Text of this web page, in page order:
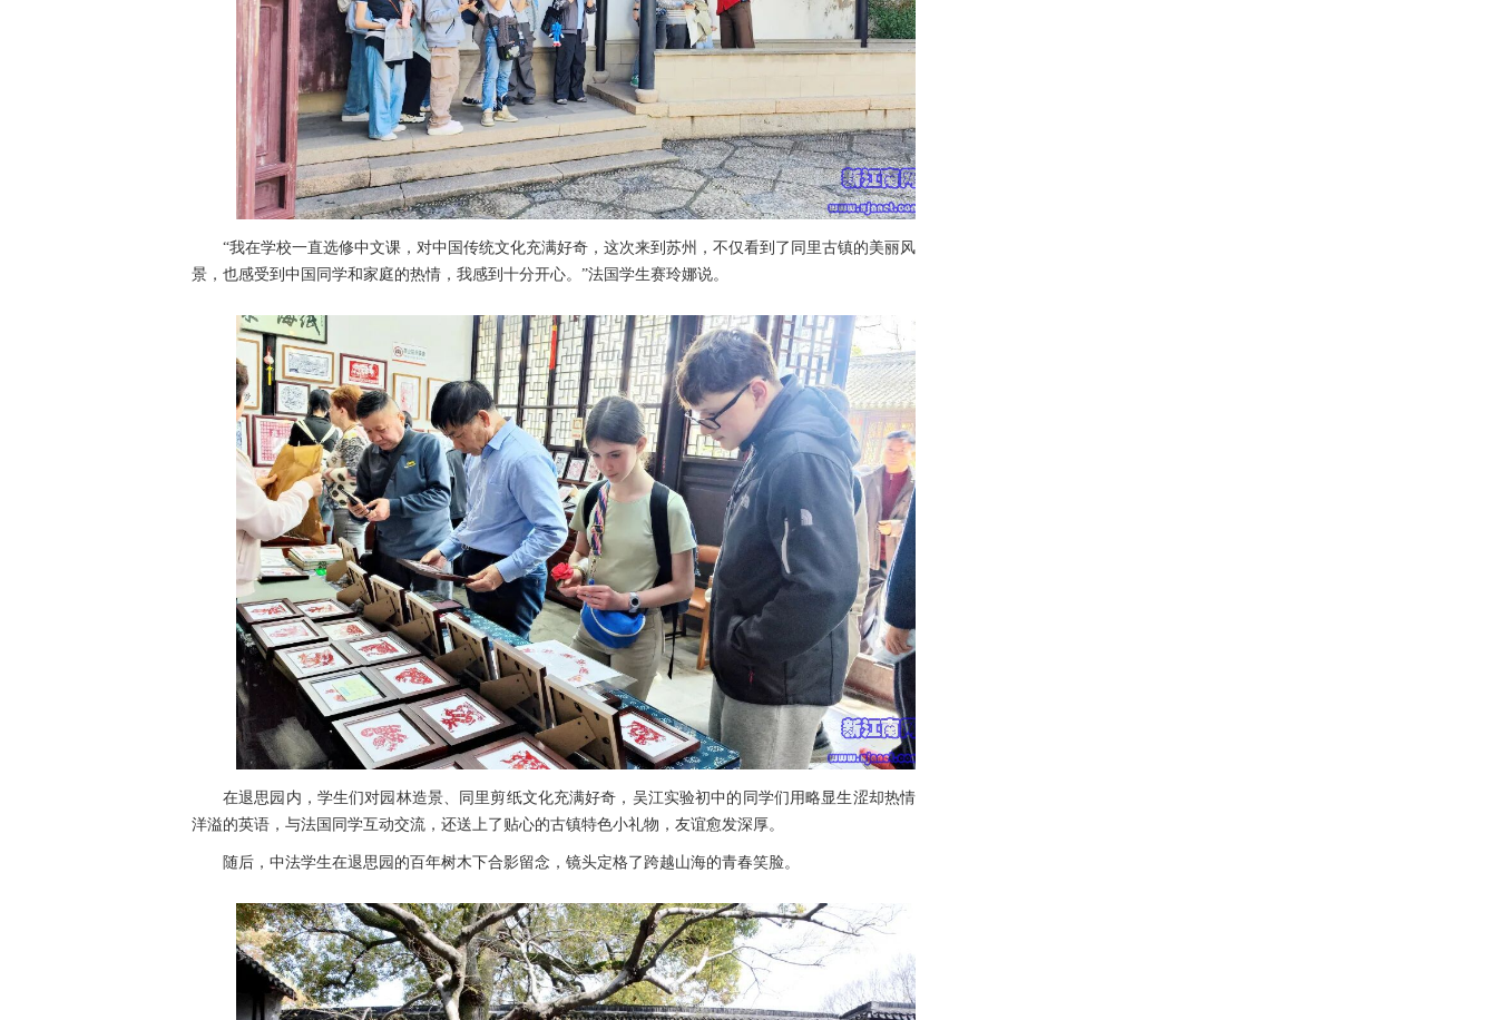
“我在学校一直选修中文课，对中国传统文化充满好奇，这次来到苏州，不仅看到了同里古镇的美丽风
景，也感受到中国同学和家庭的热情，我感到十分开心。”法国学生赛玲娜说。
在退思园内，学生们对园林造景、同里剪纸文化充满好奇，吴江实验初中的同学们用略显生涩却热情
洋溢的英语，与法国同学互动交流，还送上了贴心的古镇特色小礼物，友谊愈发深厚。
随后，中法学生在退思园的百年树木下合影留念，镜头定格了跨越山海的青春笑脸。